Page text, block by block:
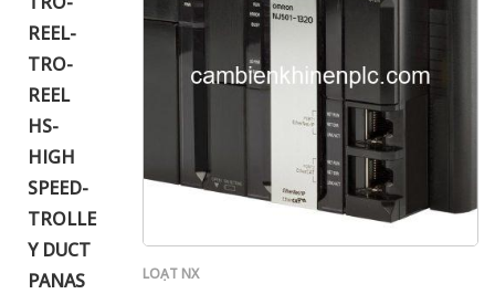
REEL-
TRO-
REEL
HS-
HIGH
SPEED-
TROLLE
Y DUCT
PANAS
LOẠT NX